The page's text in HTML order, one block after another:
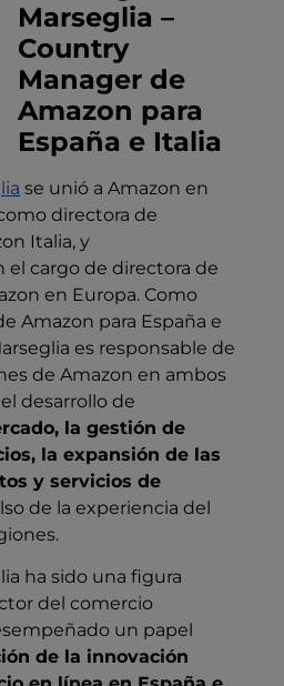
Marseglia –
Country
Manager de
Amazon para
España e Italia
se unió a Amazon en
directora de
Italia, y
cargo de directora de
en Europa. Como
Amazon para España e
es responsable de
de Amazon en ambos
desarrollo de
la gestión de
la expansión de las
y servicios de
de la experiencia del
ha sido una figura
del comercio
un papel
de la innovación